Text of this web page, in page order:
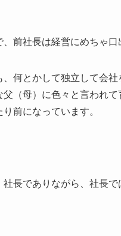
、前社長は経営にめちゃ口
、何とかして独立して会
父（母）に色々と言われ
り前になっています。
社長でありながら、社長で